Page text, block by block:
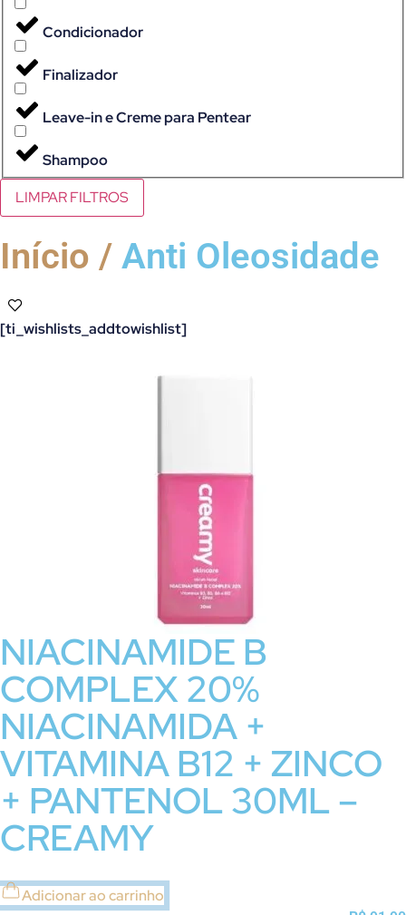
Condicionador
Finalizador
Leave-in e Creme para Pentear
Shampoo
LIMPAR FILTROS
Início / Anti Oleosidade
[ti_wishlists_addtowishlist]
NIACINAMIDE B
COMPLEX 20%
NIACINAMIDA +
VITAMINA B12 + ZINCO
+ PANTENOL 30ML –
CREAMY
Adicionar ao carrinho